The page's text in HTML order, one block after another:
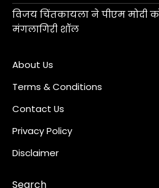
विजय चिंतकायला ने पीएम मोदी
मंगलागिरी शॉल
About Us
Terms & Conditions
Contact Us
Privacy Policy
Disclaimer
Search